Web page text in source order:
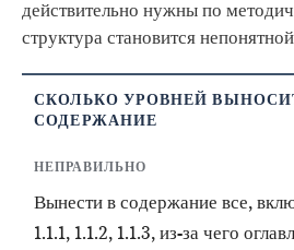
действительно нужны по
структура становится
СКОЛЬКО УРОВНЕЙ
СОДЕРЖАНИЕ
НЕПРАВИЛЬНО
Вынести в содержание все,
1.1.1, 1.1.2, 1.1.3, из-за чего